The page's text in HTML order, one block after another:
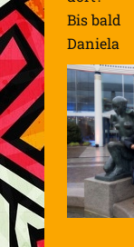
Bis bald
Daniela